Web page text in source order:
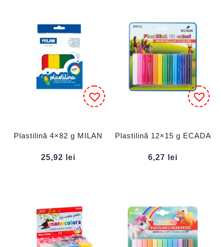
Plastilină 4×82 g MILAN
25,92 lei
Plastilină 12×15 g ECADA
6,27 lei